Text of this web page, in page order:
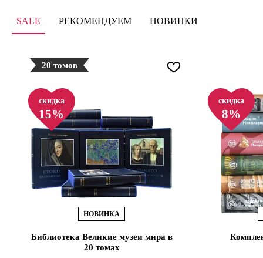
SALE РЕКОМЕНДУЕМ НОВИНКИ
20 томов
скидка
15%
НОВИНКА
Библиотека Великие музеи мира в
20 томах
скидка
8%